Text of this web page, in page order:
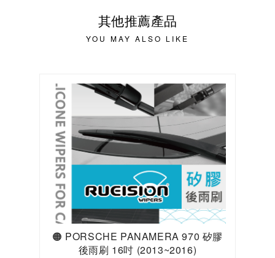
其他推薦產品
YOU MAY ALSO LIKE
🟠 PORSCHE PANAMERA 970 矽膠
後雨刷 16吋 (2013~2016)